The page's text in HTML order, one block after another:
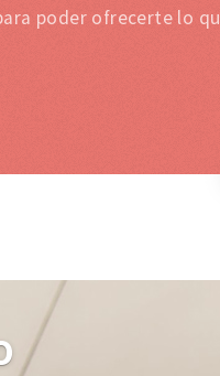
poder ofrecerte lo